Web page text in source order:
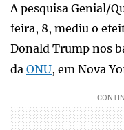
A pesquisa Genial/
feira, 8, mediu o
Donald Trump nos
da ONU, em Nova